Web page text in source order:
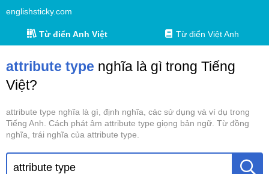
englishsticky.com
Từ điển Anh Việt Từ điển Việt Anh
attribute type nghĩa là gì trong Tiếng
Việt?
attribute type nghĩa là gì, định nghĩa, các sử dụng và ví dụ trong
Tiếng Anh. Cách phát âm attribute type giọng bản ngữ. Từ đồng
nghĩa, trái nghĩa của attribute type.